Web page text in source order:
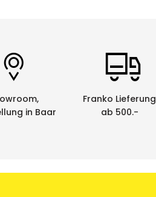
in Baar
Franko Lieferung
ab 500.-